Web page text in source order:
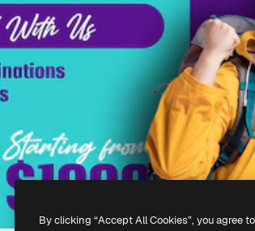
By clicking “Accept All Cookies”, you agree